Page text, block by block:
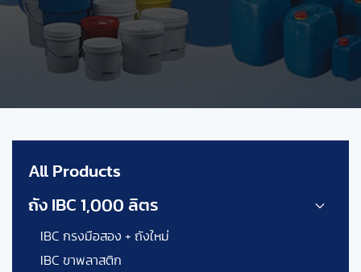
All Products
ถัง IBC 1,000 ลิตร
IBC กรงมือสอง + ถังใหม่
IBC ขาพลาสติก